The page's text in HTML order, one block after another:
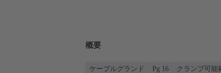
概要
ケーブルグランド Pg 16
クランプ可能